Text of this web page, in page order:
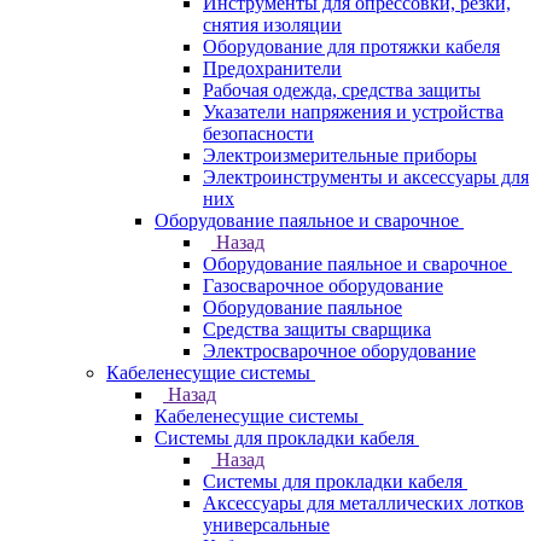
снятия изоляции
Оборудование для протяжки кабеля
Предохранители
Рабочая одежда, средства защиты
Указатели напряжения и устройства
безопасности
Электроизмерительные приборы
Электроинструменты и аксессуары для
них
Оборудование паяльное и сварочное
Назад
Оборудование паяльное и сварочное
Газосварочное оборудование
Оборудование паяльное
Средства защиты сварщика
Электросварочное оборудование
Кабеленесущие системы
Назад
Кабеленесущие системы
Системы для прокладки кабеля
Назад
Системы для прокладки кабеля
Аксессуары для металлических лотков
универсальные